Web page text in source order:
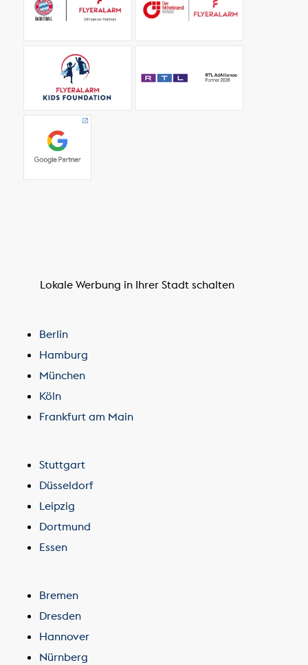
Lokale Werbung in Ihrer Stadt schalten
Berlin
Hamburg
München
Köln
Frankfurt am Main
Stuttgart
Düsseldorf
Leipzig
Dortmund
Essen
Bremen
Dresden
Hannover
Nürnberg